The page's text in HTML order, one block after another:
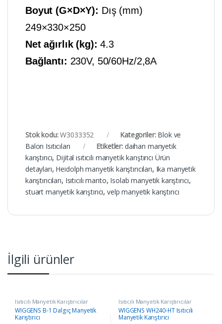
Boyut (G×D×Y): Dış (mm)
249×330×250
Net ağırlık (kg):4.3
Bağlantı: 230V, 50/60Hz/2,8A
Stok kodu:W3033352 Kategoriler: Blok ve
Balon Isıtıcıları
Etiketler: daihan manyetik
karıştırıcı, Dijital ısıtıcılı manyetik karıştırıcı Ürün
detayları, Heidolph manyetik karıştırıcıları, Ika manyetik
karıştırıcıları, Isıtıcılı manto, Isolab manyetik karıştırıcı,
stuart manyetik karıştırıcı, velp manyetik karıştırıcı
İlgili ürünler
Isıtıcılı Manyetik Karıştırıcılar
WIGGENS B-1 Dalgıç Manyetik
Karıştırıcı
Isıtıcılı Manyetik Karıştırıcılar
WIGGENS WH240-HT Isıtıcılı
Manyetik Karıştırıcı